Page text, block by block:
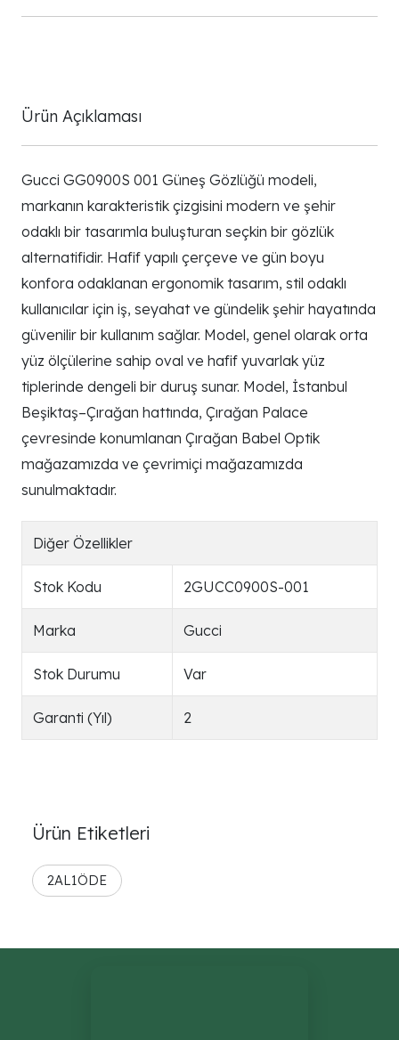
Ürün Açıklaması
Gucci GG0900S 001 Güneş Gözlüğü modeli,
markanın karakteristik çizgisini modern ve şehir
odaklı bir tasarımla buluşturan seçkin bir gözlük
alternatifidir. Hafif yapılı çerçeve ve gün boyu
konfora odaklanan ergonomik tasarım, stil odaklı
kullanıcılar için iş, seyahat ve gündelik şehir hayatında
güvenilir bir kullanım sağlar. Model, genel olarak orta
yüz ölçülerine sahip oval ve hafif yuvarlak yüz
tiplerinde dengeli bir duruş sunar. Model, İstanbul
Beşiktaş–Çırağan hattında, Çırağan Palace
çevresinde konumlanan Çırağan Babel Optik
mağazamızda ve çevrimiçi mağazamızda
sunulmaktadır.
Diğer Özellikler
Stok Kodu 2GUCC0900S-001
Marka Gucci
Stok Durumu Var
Garanti (Yıl) 2
Ürün Etiketleri
2AL1ÖDE